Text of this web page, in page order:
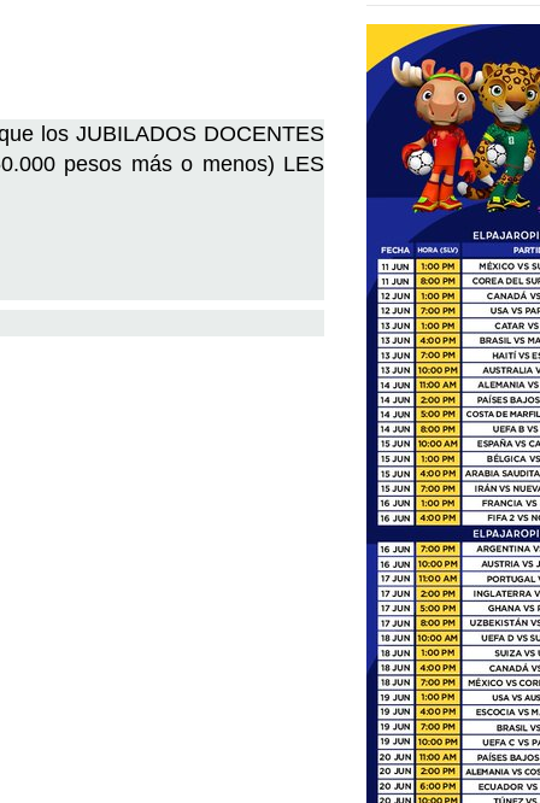
los JUBILADOS DOCENTES
pesos más o menos) LES